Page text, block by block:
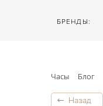
БРЕНДЫ:
Часы Блог
Назад